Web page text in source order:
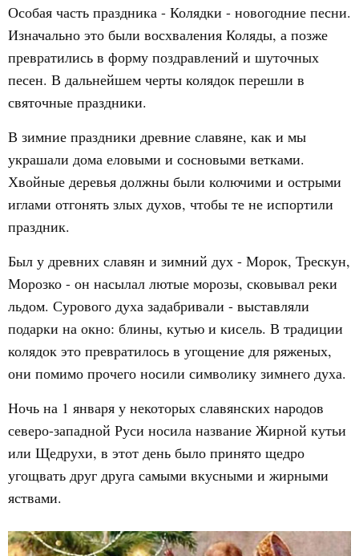
Особая часть праздника - Колядки - новогодние песни.
Изначально это были восхваления Коляды, а позже
превратились в форму поздравлений и шуточных
песен. В дальнейшем черты колядок перешли в
святочные праздники.
В зимние праздники древние славяне, как и мы
украшали дома еловыми и сосновыми ветками.
Хвойные деревья должны были колючими и острыми
иглами отгонять злых духов, чтобы те не испортили
праздник.
Был у древних славян и зимний дух - Морок, Трескун,
Морозко - он насылал лютые морозы, сковывал реки
льдом. Сурового духа задабривали - выставляли
подарки на окно: блины, кутью и кисель. В традиции
колядок это превратилось в угощение для ряженых,
они помимо прочего носили символику зимнего духа.
Ночь на 1 января у некоторых славянских народов
северо-западной Руси носила название Жирной кутьи
или Щедрухи, в этот день было принято щедро
угощвать друг друга самыми вкусными и жирными
яствами.